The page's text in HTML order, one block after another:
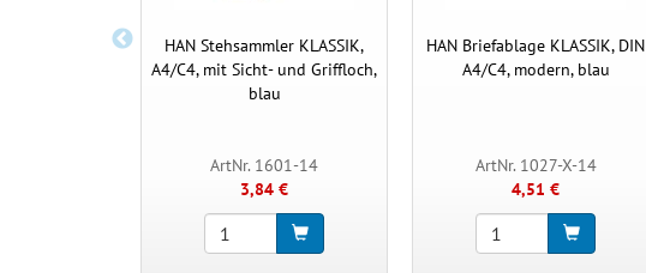
HAN Stehsammler KLASSIK,
A4/C4, mit Sicht- und Griffloch,
blau
ArtNr. 1601-14
3,84 €
HAN Briefablage KLASSIK, DIN
A4/C4, modern, blau
ArtNr. 1027-X-14
4,51 €